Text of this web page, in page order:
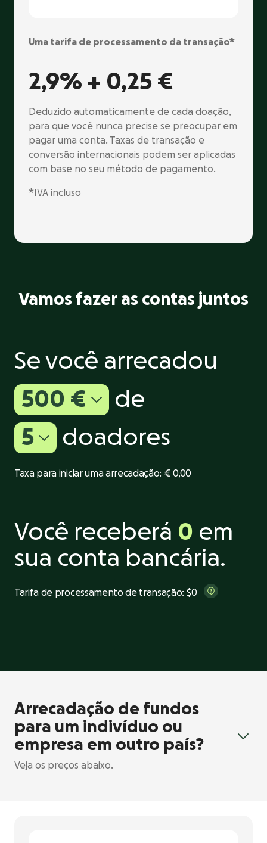
Uma tarifa de processamento da transação*
2,9% + 0,25 €
Deduzido automaticamente de cada doação,
para que você nunca precise se preocupar em
pagar uma conta. Taxas de transação e
conversão internacionais podem ser aplicadas
com base no seu método de pagamento.
*IVA incluso
Vamos fazer as contas juntos
Se você arrecadou
500 €
de
5
doadores
Taxa para iniciar uma arrecadação: € 0,00
Você receberá 0 em
sua conta bancária.
Tarifa de processamento de transação: $0
Arrecadação de fundos
para um indivíduo ou
empresa em outro país?
Veja os preços abaixo.